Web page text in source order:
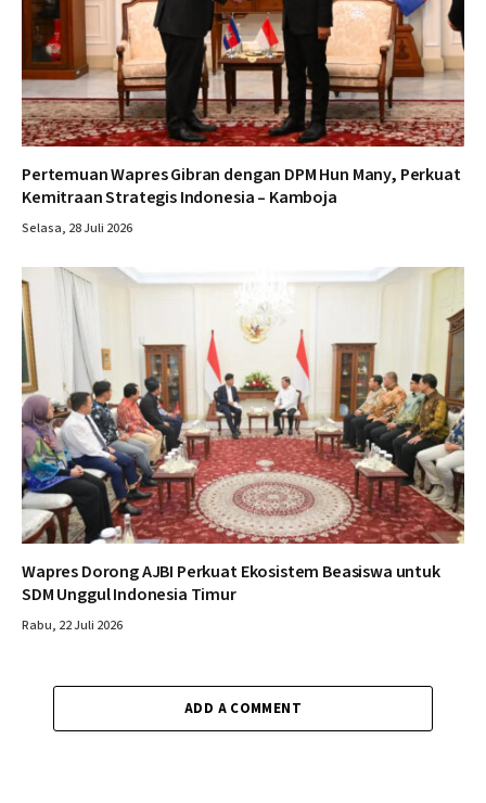
Pertemuan Wapres Gibran dengan DPM Hun Many, Perkuat
Kemitraan Strategis Indonesia – Kamboja
Selasa, 28 Juli 2026
Wapres Dorong AJBI Perkuat Ekosistem Beasiswa untuk
SDM Unggul Indonesia Timur
Rabu, 22 Juli 2026
ADD A COMMENT